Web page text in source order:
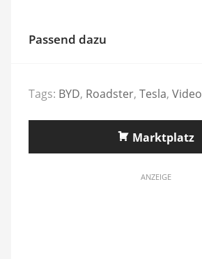
Passend dazu
Tags: BYD, Roadster, Tesla, Video
Marktplatz
ANZEIGE